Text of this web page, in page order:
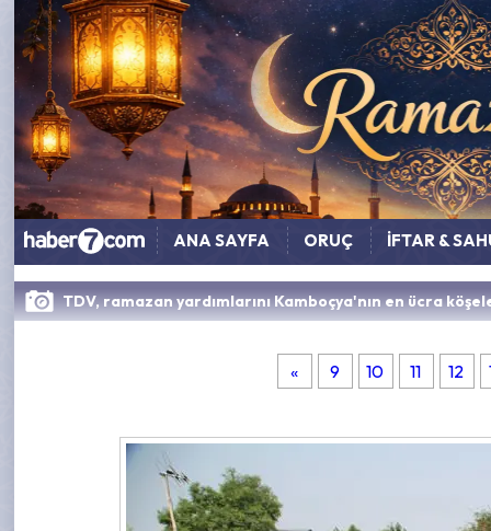
ANA SAYFA ORUÇ İFTAR &
TDV, ramazan yardımlarını Kamboçya'nın en ücra
« 9 10 11 12